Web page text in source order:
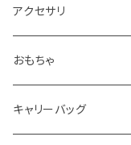
アクセサリ
おもちゃ
キャリーバッグ